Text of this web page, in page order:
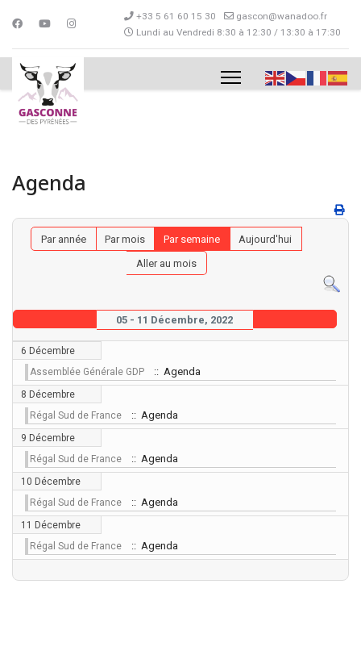
+33 5 61 60 15 30
gascon@wanadoo.fr
Lundi au Vendredi 8:30 à 12:30 / 13:30 à 17:30
Agenda
Par année Par mois Par semaine
Aujourd'hui
Aller au mois
05 - 11 Décembre, 2022
6 Décembre
Assemblée Générale GDP
:: Agenda
8 Décembre
Régal Sud de France
:: Agenda
9 Décembre
Régal Sud de France
:: Agenda
10 Décembre
Régal Sud de France
:: Agenda
11 Décembre
Régal Sud de France
:: Agenda